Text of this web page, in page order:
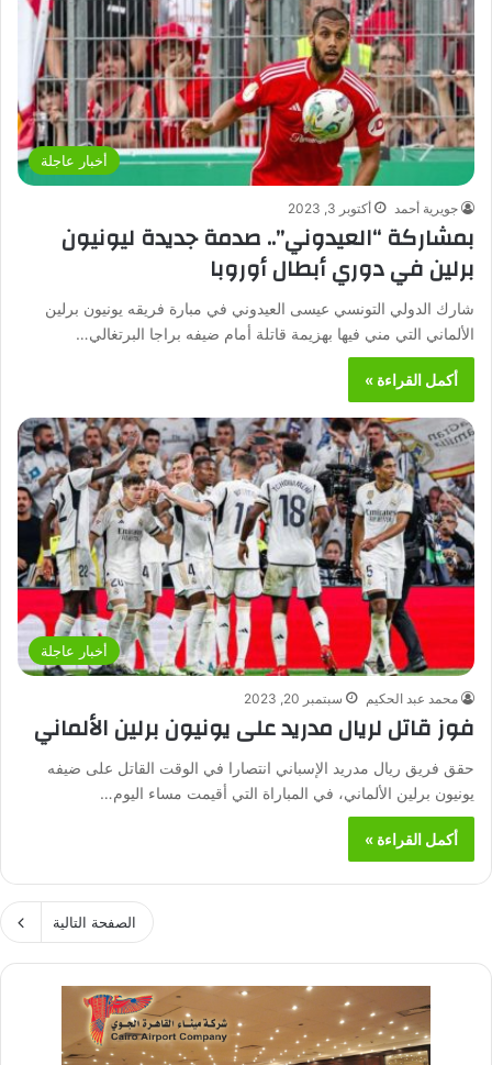
أخبار عاجلة
جويرية أحمد أكتوبر 3, 2023
بمشاركة “العيدوني”.. صدمة جديدة ليونيون
برلين في دوري أبطال أوروبا
شارك الدولي التونسي عيسى العيدوني في مبارة فريقه يونيون برلين
الألماني التي مني فيها بهزيمة قاتلة أمام ضيفه براجا البرتغالي…
أكمل القراءة »
أخبار عاجلة
محمد عبد الحكيم سبتمبر 20, 2023
فوز قاتل لريال مدريد على يونيون برلين الألماني
حقق فريق ريال مدريد الإسباني انتصارا في الوقت القاتل على ضيفه
يونيون برلين الألماني، في المباراة التي أقيمت مساء اليوم…
أكمل القراءة »
الصفحة التالية